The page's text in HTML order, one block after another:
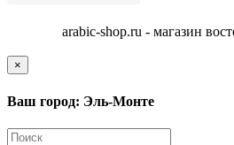
arabic-shop.ru - магазин
×
Ваш город: Эль-Монте